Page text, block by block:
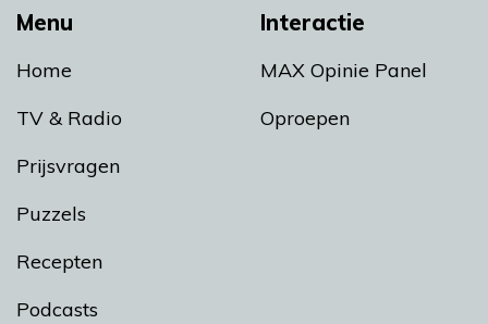
Menu
Home
TV & Radio
Prijsvragen
Puzzels
Recepten
Podcasts
Interactie
MAX Opinie Panel
Oproepen